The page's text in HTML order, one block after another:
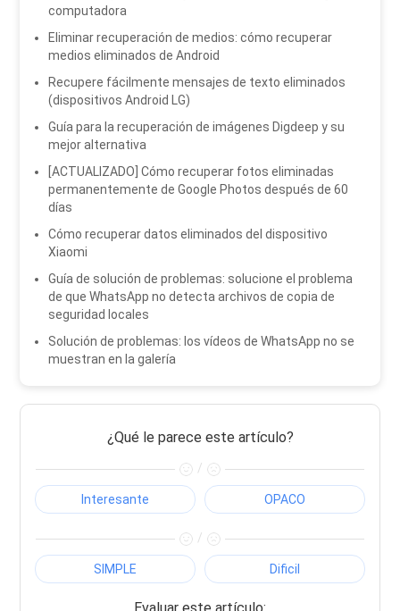
computadora
Eliminar recuperación de medios: cómo recuperar
medios eliminados de Android
Recupere fácilmente mensajes de texto eliminados
(dispositivos Android LG)
Guía para la recuperación de imágenes Digdeep y su
mejor alternativa
[ACTUALIZADO] Cómo recuperar fotos eliminadas
permanentemente de Google Photos después de 60
días
Cómo recuperar datos eliminados del dispositivo
Xiaomi
Guía de solución de problemas: solucione el problema
de que WhatsApp no ​​detecta archivos de copia de
seguridad locales
Solución de problemas: los vídeos de WhatsApp no ​​se
muestran en la galería
¿Qué le parece este artículo?
/
Interesante OPACO
/
SIMPLE Dificil